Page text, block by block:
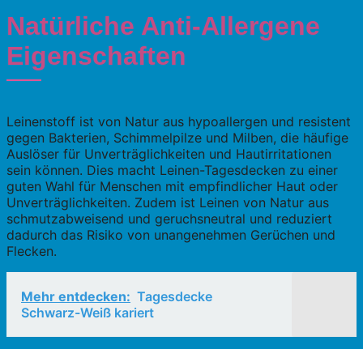
Natürliche Anti-Allergene
Eigenschaften
Leinenstoff ist von Natur aus hypoallergen und resistent
gegen Bakterien, Schimmelpilze und Milben, die häufige
Auslöser für Unverträglichkeiten und Hautirritationen
sein können. Dies macht Leinen-Tagesdecken zu einer
guten Wahl für Menschen mit empfindlicher Haut oder
Unverträglichkeiten. Zudem ist Leinen von Natur aus
schmutzabweisend und geruchsneutral und reduziert
dadurch das Risiko von unangenehmen Gerüchen und
Flecken.
Mehr entdecken: Tagesdecke
Schwarz-Weiß kariert